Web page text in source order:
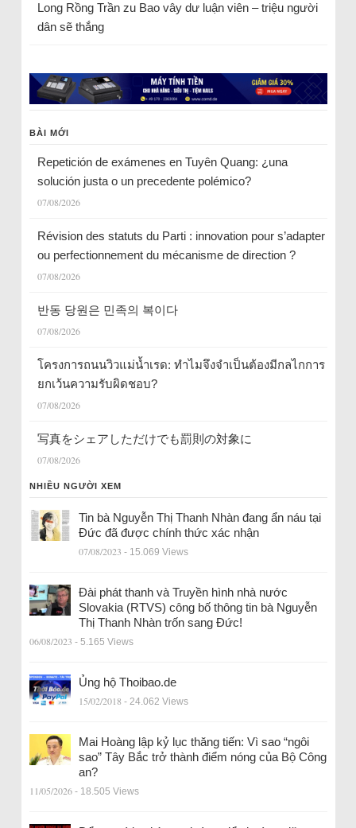
Long Rồng Trầnzu Bao vây dư luận viên – triệu người
dân sẽ thắng
BÀI MỚI
Repetición de exámenes en Tuyên Quang: ¿una
solución justa o un precedente polémico?
07/08/2026
Révision des statuts du Parti : innovation pour s’adapter
ou perfectionnement du mécanisme de direction ?
07/08/2026
반동 당원은 민족의 복이다
07/08/2026
โครงการถนนวิวแม่น้ำเรด: ทำไมจึงจำเป็นต้องมีกลไกการ
ยกเว้นความรับผิดชอบ?
07/08/2026
写真をシェアしただけでも罰則の対象に
07/08/2026
NHIỀU NGƯỜI XEM
Tin bà Nguyễn Thị Thanh Nhàn đang ẩn náu tại
Đức đã được chính thức xác nhận
07/08/2023 - 15.069 Views
Đài phát thanh và Truyền hình nhà nước
Slovakia (RTVS) công bố thông tin bà Nguyễn
Thị Thanh Nhàn trốn sang Đức!
06/08/2023 - 5.165 Views
Ủng hộ Thoibao.de
15/02/2018 - 24.062 Views
Mai Hoàng lập kỷ lục thăng tiến: Vì sao “ngôi
sao” Tây Bắc trở thành điểm nóng của Bộ Công
an?
11/05/2026 - 18.505 Views